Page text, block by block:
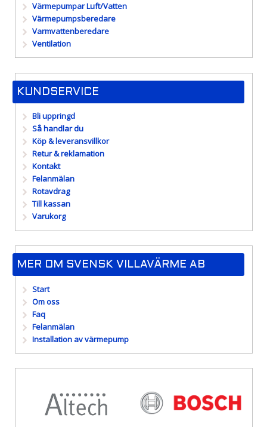
Värmepumpar Luft/Vatten
Värmepumpsberedare
Varmvattenberedare
Ventilation
KUNDSERVICE
Bli uppringd
Så handlar du
Köp & leveransvillkor
Retur & reklamation
Kontakt
Felanmälan
Rotavdrag
Till kassan
Varukorg
MER OM SVENSK VILLAVÄRME AB
Start
Om oss
Faq
Felanmälan
Installation av värmepump